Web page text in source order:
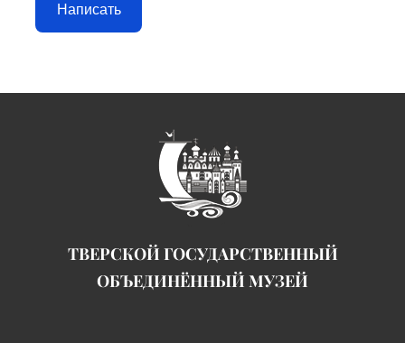
Написать
ТВЕРСКОЙ ГОСУДАРСТВЕННЫЙ
ОБЪЕДИНЁННЫЙ МУЗЕЙ